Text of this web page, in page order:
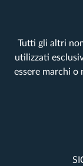
Tutti gli altri
utilizzati
essere marchi